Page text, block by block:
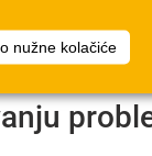
nužne kolačiće
Planer prostora